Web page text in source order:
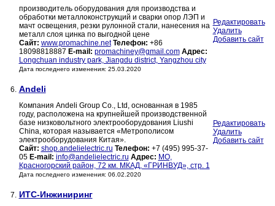
производитель оборудования для производства и
обработки металлоконструкций и сварки опор ЛЭП и
мачт освещения, резки рулонной стали, нанесения на
металл слоя цинка по выгодной цене
Сайт: www.promachine.net Телефон: +86
18098818887 E-mail: promachiney@gmail.com Адрес:
Longchuan industry park, Jiangdu district, Yangzhou city
Дата последнего изменения: 25.03.2020
Редактировать
Удалить
Добавить сайт
6. Andeli
Компания Andeli Group Co., Ltd, основанная в 1985
году, расположена на крупнейшей производственной
базе низковольтного электрооборудования Liushi
China, которая называется «Метрополисом
электрооборудования Китая».
Сайт: shop.andelielectric.ru Телефон: +7 (495) 995-37-
05 E-mail: info@andelielectric.ru Адрес: МО,
Красногорский район, 72 км. МКАД, «ГРИНВУД», стр. 1
Дата последнего изменения: 06.02.2020
Редактировать
Удалить
Добавить сайт
7. ИТС-Инжиниринг